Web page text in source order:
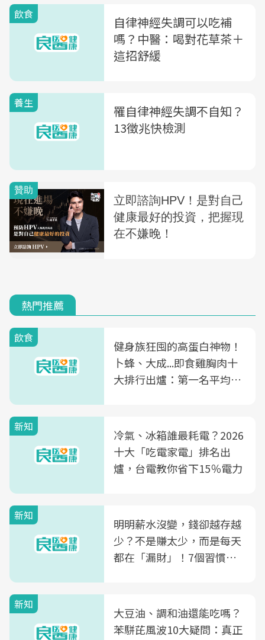
飲食
自律神經失調可以吃補
嗎？中醫：喝對花草茶＋
這招舒緩
養生
罹自律神經失調不自知？
13徵兆快檢測
熱門推薦
飲食
健身族狂囤的高蛋白神物！
卜蜂、大成...即食雞胸肉十
大排行出爐：第一名平均一
新知
冷氣、冰箱誰最耗電？2026
十大「吃電家電」排名出
爐，台電教你省下15％電力
新知
明明薪水沒變，錢卻越存越
少？不是賺太少，而是每天
都在「漏財」！7個習慣一
新知
大豆油、調和油還能吃嗎？
苯駢芘風波10大疑問：真正